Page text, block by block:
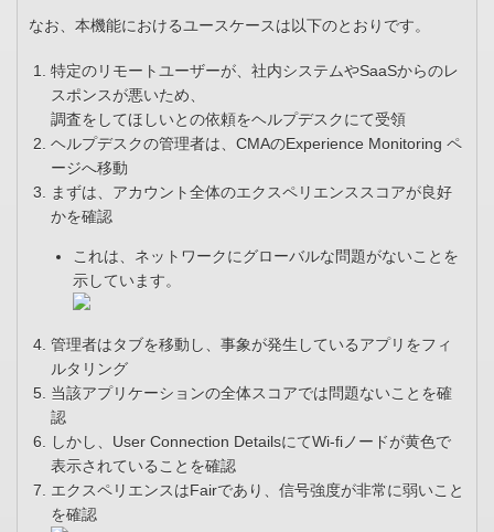
なお、本機能におけるユースケースは以下のとおりです。
特定のリモートユーザーが、社内システムやSaaSからのレ
スポンスが悪いため、
調査をしてほしいとの依頼をヘルプデスクにて受領
ヘルプデスクの管理者は、CMAのExperience Monitoring ペ
ージへ移動
まずは、アカウント全体のエクスペリエンススコアが良好
かを確認
これは、ネットワークにグローバルな問題がないことを
示しています。
管理者はタブを移動し、事象が発生しているアプリをフィ
ルタリング
当該アプリケーションの全体スコアでは問題ないことを確
認
しかし、User Connection DetailsにてWi-fiノードが黄色で
表示されていることを確認
エクスペリエンスはFairであり、信号強度が非常に弱いこと
を確認